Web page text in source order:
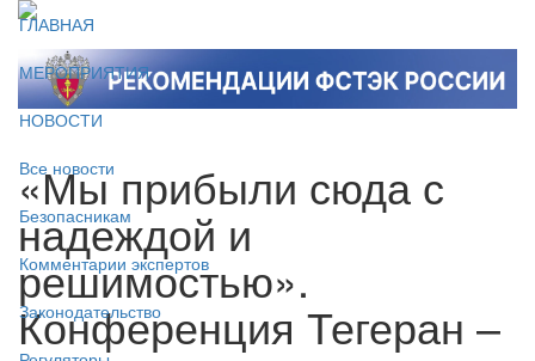
ГЛАВНАЯ
МЕРОПРИЯТИЯ
НОВОСТИ
Все новости
Безопасникам
Комментарии экспертов
Законодательство
«Мы прибыли сюда с
надеждой и
решимостью».
Конференция Тегеран –